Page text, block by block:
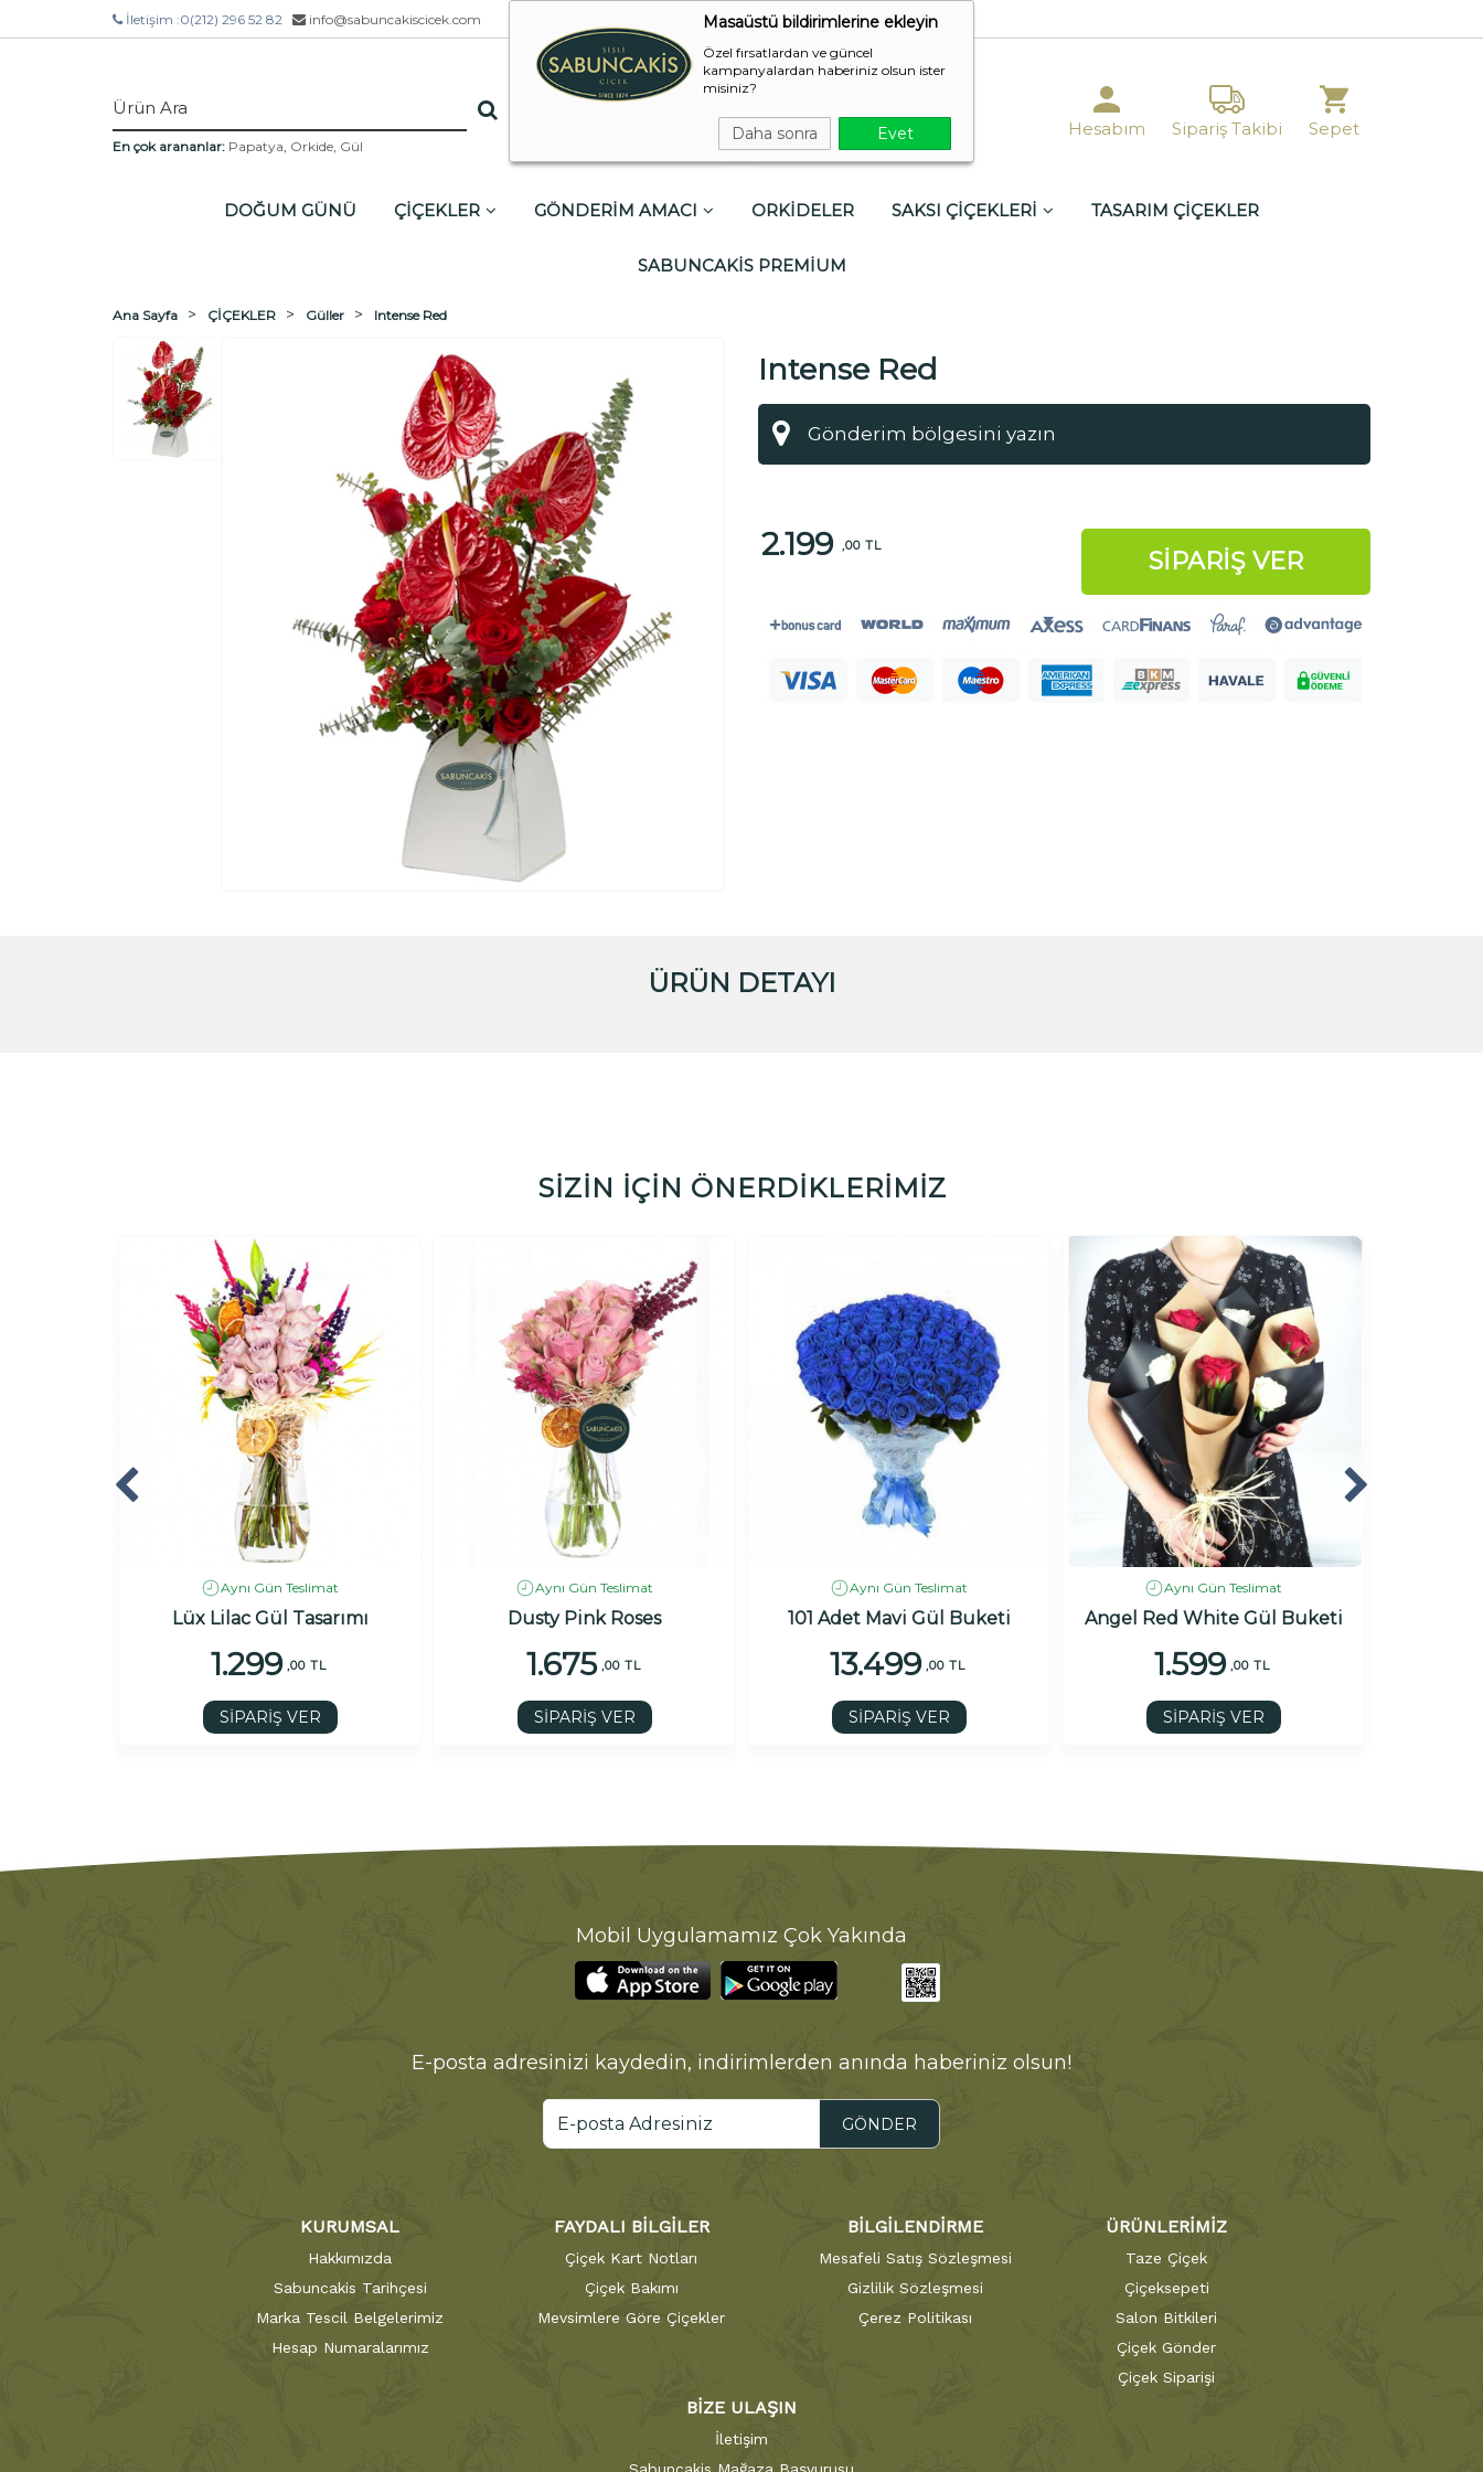
Masaüstü bildirimlerine ekleyin
Özel fırsatlardan ve güncel
kampanyalardan haberiniz olsun ister
misiniz?
Daha sonra Evet
İletişim :0(212) 296 52 82 info@sabuncakiscicek.com
En çok arananlar: Papatya, Orkide, Gül
Hesabım Sipariş Takibi Sepet
DOĞUM GÜNÜ ÇİÇEKLER GÖNDERİM AMACI ORKİDELER SAKSI ÇİÇEKLERİ TASARIM ÇİÇEKLER
SABUNCAKİS PREMİUM
Ana Sayfa ÇİÇEKLER Güller Intense Red
Intense Red
2.199 ,00 TL
SİPARİŞ VER
ÜRÜN DETAYI
SİZİN İÇİN ÖNERDİKLERİMİZ
Aynı Gün Teslimat
Lüx Lilac Gül Tasarımı
1.299 ,00 TL
SİPARİŞ VER
Aynı Gün Teslimat
Dusty Pink Roses
1.675 ,00 TL
SİPARİŞ VER
Aynı Gün Teslimat
101 Adet Mavi Gül Buketi
13.499 ,00 TL
SİPARİŞ VER
Aynı Gün Teslimat
Angel Red White Gül Buketi
1.599 ,00 TL
SİPARİŞ VER
Mobil Uygulamamız Çok Yakında
E-posta adresinizi kaydedin, indirimlerden anında haberiniz olsun!
GÖNDER
KURUMSAL
Hakkımızda
Sabuncakis Tarihçesi
Marka Tescil Belgelerimiz
Hesap Numaralarımız
FAYDALI BİLGİLER
Çiçek Kart Notları
Çiçek Bakımı
Mevsimlere Göre Çiçekler
BİLGİLENDİRME
Mesafeli Satış Sözleşmesi
Gizlilik Sözleşmesi
Çerez Politikası
ÜRÜNLERİMİZ
Taze Çiçek
Çiçeksepeti
Salon Bitkileri
Çiçek Gönder
Çiçek Siparişi
BİZE ULAŞIN
İletişim